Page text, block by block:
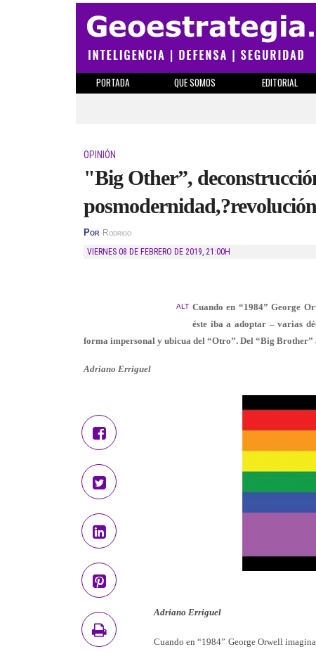
PORTADA QUE SOMOS EDITORIAL
OPINIÓN
"Big Other”,
posmodernidad,?revolución
Por Rodrigo
VIERNES 08 DE FEBRERO DE 2019, 21:00H
ALT Cuando en “1984” George
éste iba a adoptar – varias
forma impersonal y ubicua del “Otro”. Del “Big
Adriano Erriguel
Adriano Erriguel
Cuando en “1984” George Orwell